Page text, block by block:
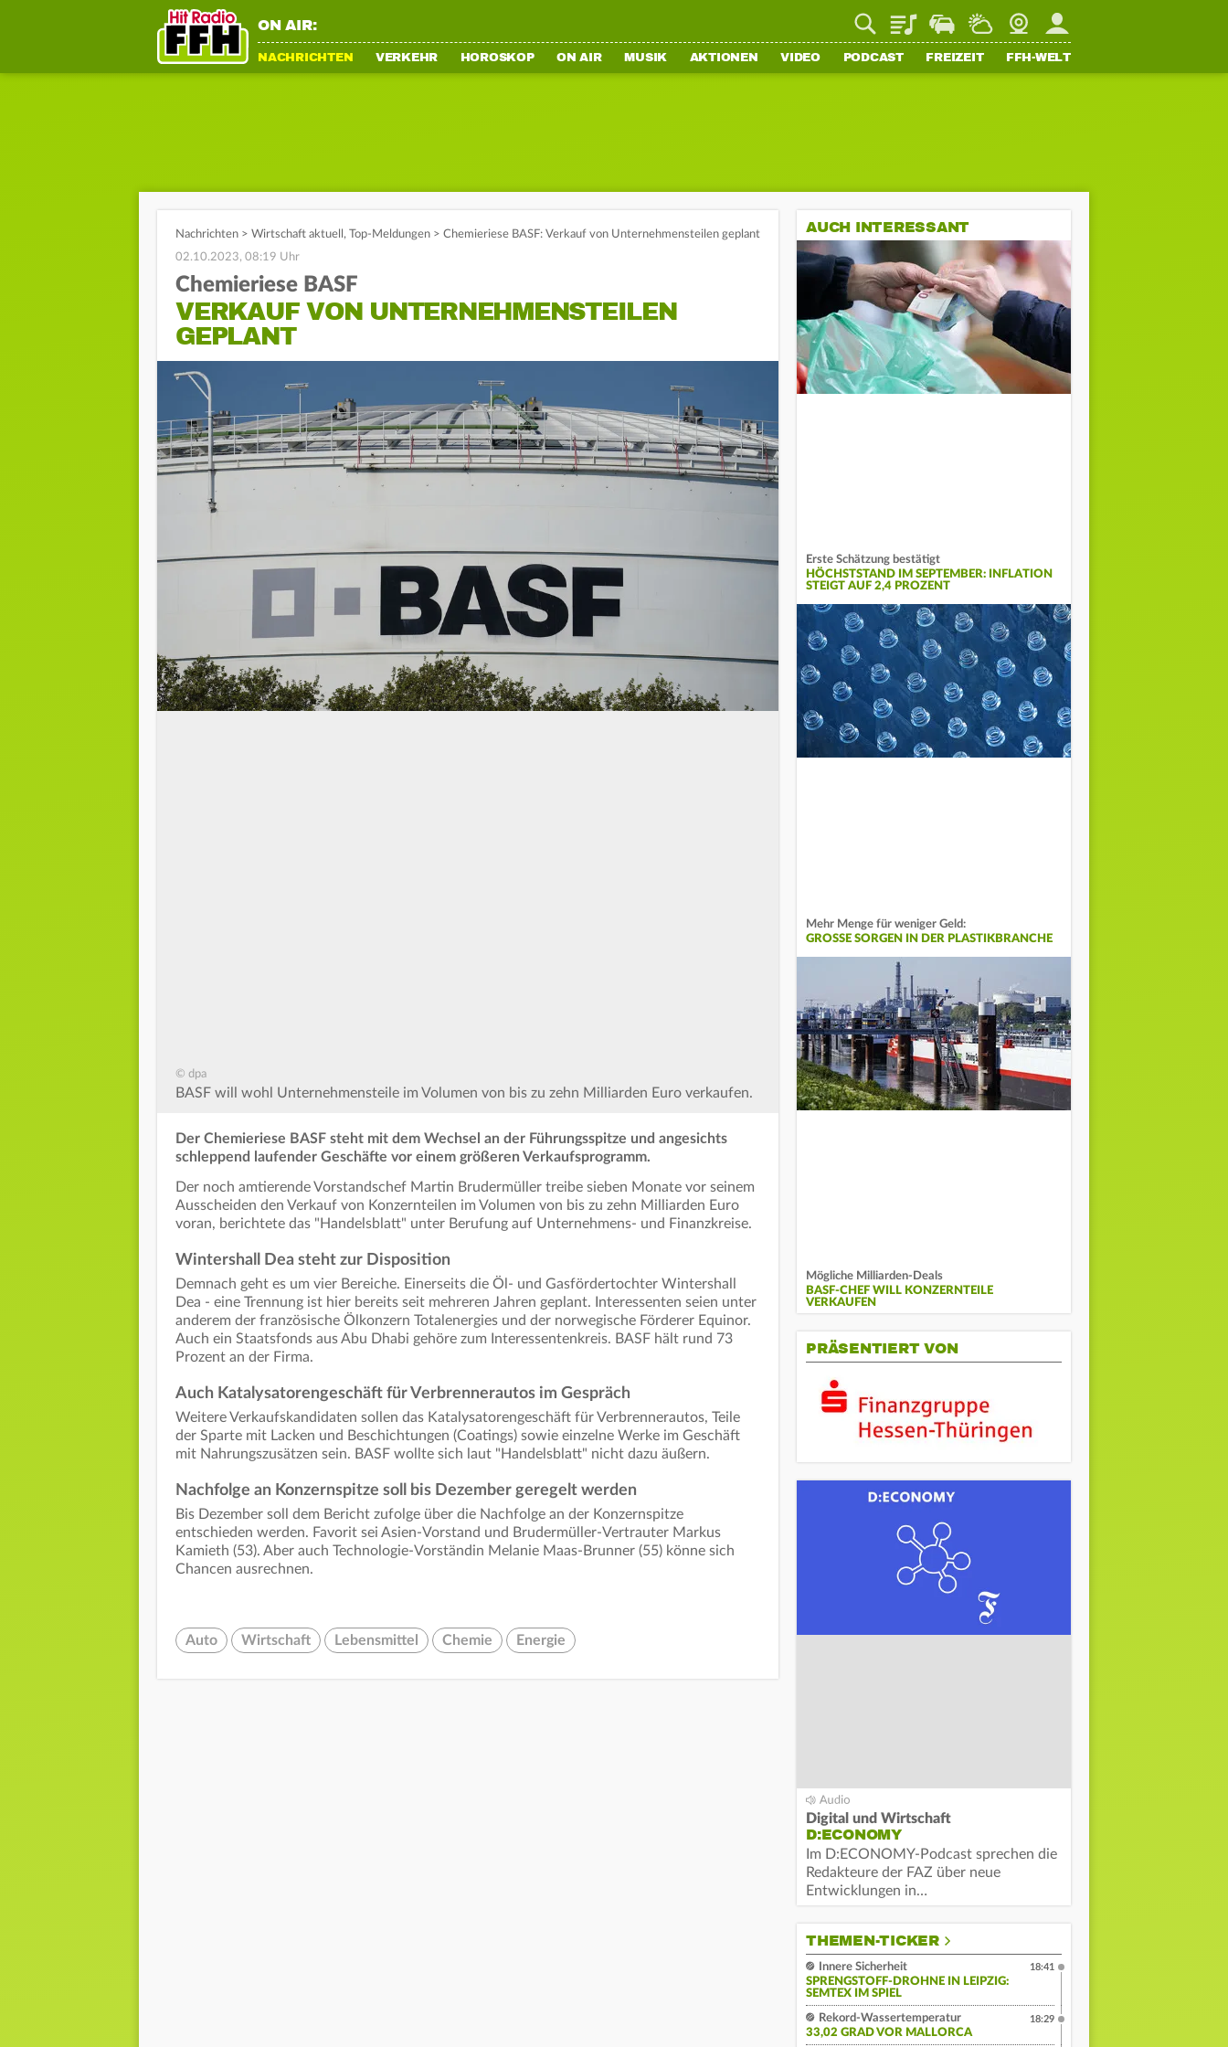
ON AIR: PlaylistStaupilotWetterWebcamMein FFH
NACHRICHTEN VERKEHR HOROSKOP ON AIR MUSIK AKTIONEN VIDEO PODCAST FREIZEIT FFH-WELT
Nachrichten > Wirtschaft aktuell , Top-Meldungen > Chemieriese BASF: Verkauf von Unternehmensteilen geplant
02.10.2023, 08:19 Uhr
Chemieriese BASF
VERKAUF VON UNTERNEHMENSTEILEN
GEPLANT
© dpa
BASF will wohl Unternehmensteile im Volumen von bis zu zehn Milliarden Euro verkaufen.
Der Chemieriese BASF steht mit dem Wechsel an der Führungsspitze und angesichts
schleppend laufender Geschäfte vor einem größeren Verkaufsprogramm.
Der noch amtierende Vorstandschef Martin Brudermüller treibe sieben Monate vor seinem
Ausscheiden den Verkauf von Konzernteilen im Volumen von bis zu zehn Milliarden Euro
voran, berichtete das "Handelsblatt" unter Berufung auf Unternehmens- und Finanzkreise.
Wintershall Dea steht zur Disposition
Demnach geht es um vier Bereiche. Einerseits die Öl- und Gasfördertochter Wintershall
Dea - eine Trennung ist hier bereits seit mehreren Jahren geplant. Interessenten seien unter
anderem der französische Ölkonzern Totalenergies und der norwegische Förderer Equinor.
Auch ein Staatsfonds aus Abu Dhabi gehöre zum Interessentenkreis. BASF hält rund 73
Prozent an der Firma.
Auch Katalysatorengeschäft für Verbrennerautos im Gespräch
Weitere Verkaufskandidaten sollen das Katalysatorengeschäft für Verbrennerautos, Teile
der Sparte mit Lacken und Beschichtungen (Coatings) sowie einzelne Werke im Geschäft
mit Nahrungszusätzen sein. BASF wollte sich laut "Handelsblatt" nicht dazu äußern.
Nachfolge an Konzernspitze soll bis Dezember geregelt werden
Bis Dezember soll dem Bericht zufolge über die Nachfolge an der Konzernspitze
entschieden werden. Favorit sei Asien-Vorstand und Brudermüller-Vertrauter Markus
Kamieth (53). Aber auch Technologie-Vorständin Melanie Maas-Brunner (55) könne sich
Chancen ausrechnen.
Auto Wirtschaft Lebensmittel Chemie Energie
AUCH INTERESSANT
Erste Schätzung bestätigt
HÖCHSTSTAND IM SEPTEMBER: INFLATION
STEIGT AUF 2,4 PROZENT
Mehr Menge für weniger Geld:
GROSSE SORGEN IN DER PLASTIKBRANCHE
Mögliche Milliarden-Deals
BASF-CHEF WILL KONZERNTEILE
VERKAUFEN
PRÄSENTIERT VON
Digital und Wirtschaft
D:ECONOMY
Im D:ECONOMY-Podcast sprechen die
Redakteure der FAZ über neue
Entwicklungen in…
THEMEN-TICKER
Innere Sicherheit
SPRENGSTOFF-DROHNE IN LEIPZIG:
SEMTEX IM SPIEL
18:41
Rekord-Wassertemperatur
33,02 GRAD VOR MALLORCA
18:29